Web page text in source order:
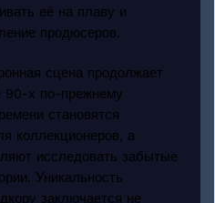
её на плаву и
продюсеров.
сцена продолжает
90-х по-прежнему
становятся
коллекционеров, а
исследовать забытые
Уникальность
заключается не